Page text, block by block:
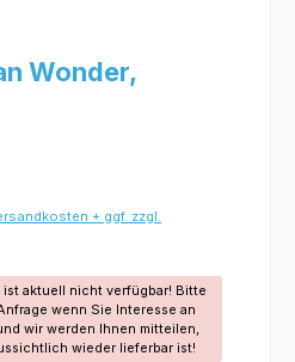
Wonder,
+ ggf. zzgl.
ist aktuell nicht verfügbar! Bitte
wenn Sie Interesse an
wir werden Ihnen mitteilen,
wieder lieferbar ist!